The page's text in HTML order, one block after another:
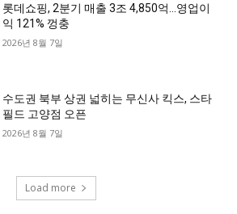
롯데쇼핑, 2분기 매출 3조 4,850억…영업이
익 121% 껑충
2026년 8월 7일
수도권 북부 상권 넓히는 무신사 킥스, 스타
필드 고양점 오픈
2026년 8월 7일
Load more